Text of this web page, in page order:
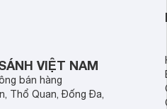
VIỆT NAM
bán hàng
Thổ Quan, Đống Đa,